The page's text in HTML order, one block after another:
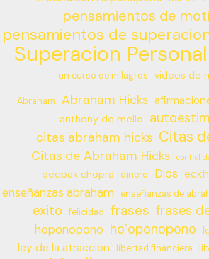
pensamientos de
pensamientos de
Superacion Personal
un curso de milagros
videos de
Abraham Abraham Hicks
anthony de mello
citas abraham hicks Citas
Citas de Abraham Hicks control
deepak chopra dinero Dios
enseñanzas abraham enseñanzas de
exito felicidad frases frases
hoponopono ho’oponopono
ley de la atraccion libertad financiera